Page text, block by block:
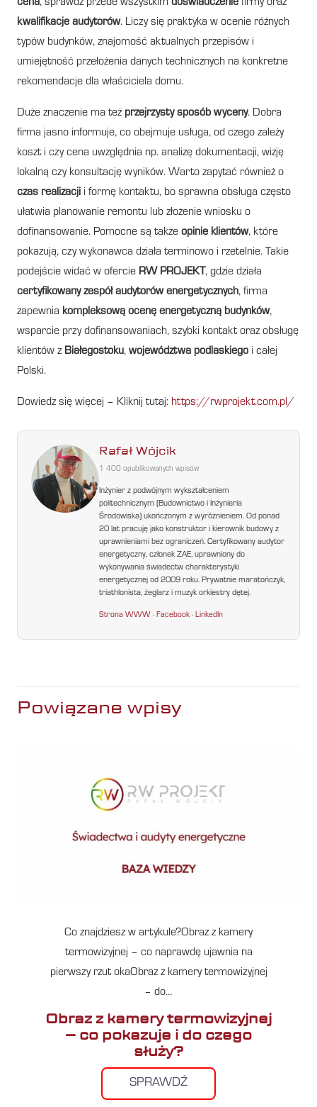
cena, sprawdź przede wszystkim doświadczenie firmy oraz
kwalifikacje audytorów. Liczy się praktyka w ocenie różnych
typów budynków, znajomość aktualnych przepisów i
umiejętność przełożenia danych technicznych na konkretne
rekomendacje dla właściciela domu.
Duże znaczenie ma też przejrzysty sposób wyceny. Dobra
firma jasno informuje, co obejmuje usługa, od czego zależy
koszt i czy cena uwzględnia np. analizę dokumentacji, wizję
lokalną czy konsultację wyników. Warto zapytać również o
czas realizacji i formę kontaktu, bo sprawna obsługa często
ułatwia planowanie remontu lub złożenie wniosku o
dofinansowanie. Pomocne są także opinie klientów, które
pokazują, czy wykonawca działa terminowo i rzetelnie. Takie
podejście widać w ofercie RW PROJEKT, gdzie działa
certyfikowany zespół audytorów energetycznych, firma
zapewnia kompleksową ocenę energetyczną budynków,
wsparcie przy dofinansowaniach, szybki kontakt oraz obsługę
klientów z Białegostoku, województwa podlaskiego i całej
Polski.
Dowiedz się więcej – Kliknij tutaj: https://rwprojekt.com.pl/
Rafał Wójcik
1 400 opublikowanych wpisów
Inżynier z podwójnym wykształceniem
politechnicznym (Budownictwo i Inżynieria
Środowiska) ukończonym z wyróżnieniem. Od ponad
20 lat pracuję jako konstruktor i kierownik budowy z
uprawnieniami bez ograniczeń. Certyfikowany audytor
energetyczny, członek ZAE, uprawniony do
wykonywania świadectw charakterystyki
energetycznej od 2009 roku. Prywatnie maratończyk,
triathlonista, żeglarz i muzyk orkiestry dętej.
Strona WWW ·Facebook ·LinkedIn
Powiązane wpisy
Co znajdziesz w artykule?Obraz z kamery
termowizyjnej – co naprawdę ujawnia na
pierwszy rzut okaObraz z kamery termowizyjnej
– do…
Obraz z kamery termowizyjnej
– co pokazuje i do czego
służy?
SPRAWDŹ